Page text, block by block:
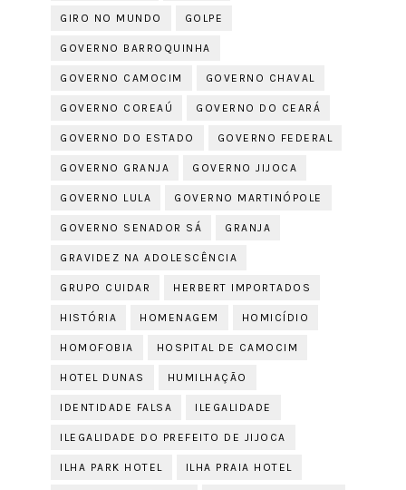
GIRO NO MUNDO GOLPE
GOVERNO BARROQUINHA
GOVERNO CAMOCIM GOVERNO CHAVAL
GOVERNO COREAÚ GOVERNO DO CEARÁ
GOVERNO DO ESTADO GOVERNO FEDERAL
GOVERNO GRANJA GOVERNO JIJOCA
GOVERNO LULA GOVERNO MARTINÓPOLE
GOVERNO SENADOR SÁ GRANJA
GRAVIDEZ NA ADOLESCÊNCIA
GRUPO CUIDAR HERBERT IMPORTADOS
HISTÓRIA HOMENAGEM HOMICÍDIO
HOMOFOBIA HOSPITAL DE CAMOCIM
HOTEL DUNAS HUMILHAÇÃO
IDENTIDADE FALSA ILEGALIDADE
ILEGALIDADE DO PREFEITO DE JIJOCA
ILHA PARK HOTEL ILHA PRAIA HOTEL